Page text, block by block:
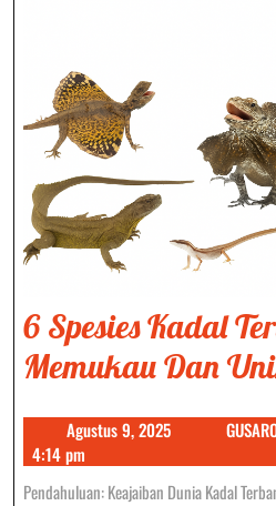
6 Spesies Kadal
Memukau Dan
Agustus 9, 2025Agustus
4:14 pm
Pendahuluan: Keajaiban Dunia Kadal